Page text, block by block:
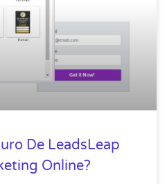
De LeadsLeap
Online?